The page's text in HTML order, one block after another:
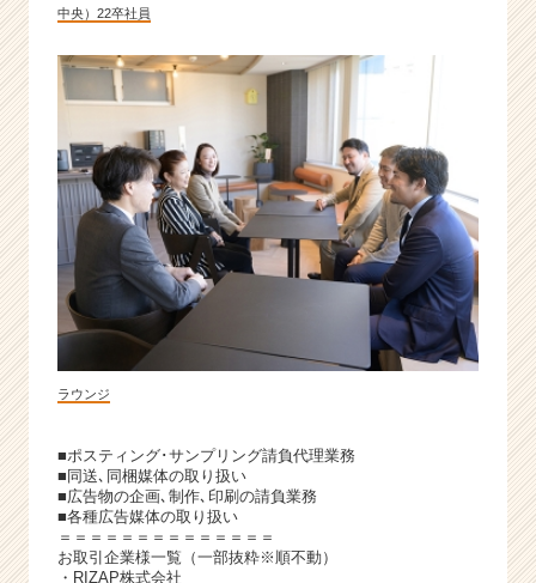
中央）22卒社員
ラウンジ
■ポスティング･サンプリング請負代理業務
■同送､同梱媒体の取り扱い
■広告物の企画､制作､印刷の請負業務
■各種広告媒体の取り扱い
＝＝＝＝＝＝＝＝＝＝＝＝＝＝
お取引企業様一覧（一部抜粋※順不動）
・RIZAP株式会社